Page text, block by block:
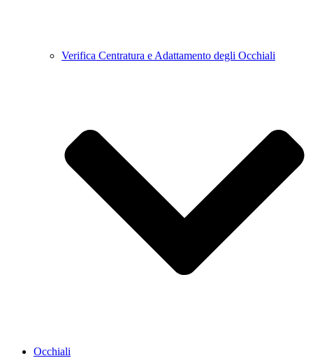
Verifica Centratura e Adattamento degli Occhiali
Occhiali